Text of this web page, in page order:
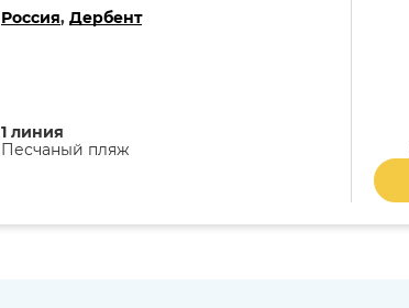
Россия, Дербент
1 линия
Песчаный пляж